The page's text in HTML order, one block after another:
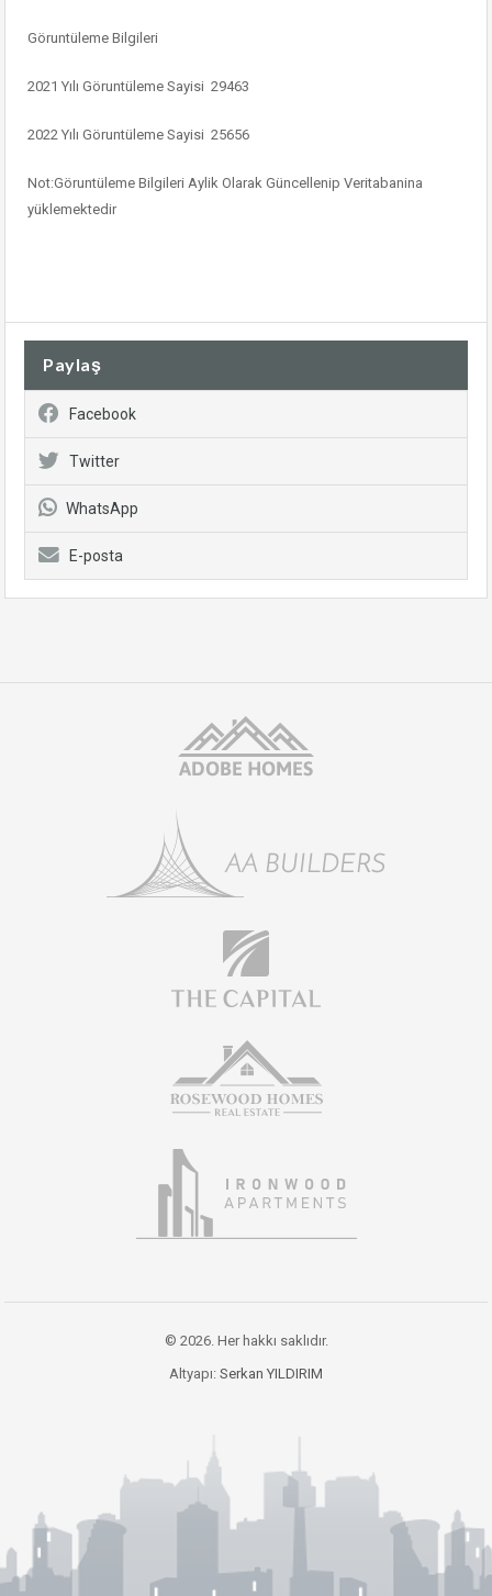
Göruntüleme Bilgileri
2021 Yılı Göruntüleme Sayisi 29463
2022 Yılı Göruntüleme Sayisi 25656
Not:Göruntüleme Bilgileri Aylik Olarak Güncellenip Veritabanina
yüklemektedir
Paylaş
Facebook
Twitter
WhatsApp
E-posta
© 2026. Her hakkı saklıdır.
Altyapı: Serkan YILDIRIM